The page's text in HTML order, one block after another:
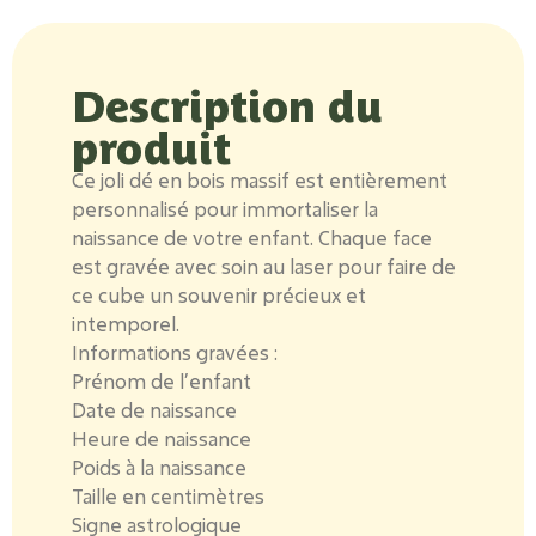
Description du
produit
Ce joli dé en bois massif est entièrement
personnalisé pour immortaliser la
naissance de votre enfant. Chaque face
est gravée avec soin au laser pour faire de
ce cube un souvenir précieux et
intemporel.
Informations gravées :
Prénom de l’enfant
Date de naissance
Heure de naissance
Poids à la naissance
Taille en centimètres
Signe astrologique